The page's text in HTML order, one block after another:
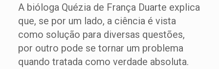
A bióloga Quézia de França Duarte explica
que, se por um lado, a ciência é vista
como solução para diversas questões,
por outro pode se tornar um problema
quando tratada como verdade absoluta.